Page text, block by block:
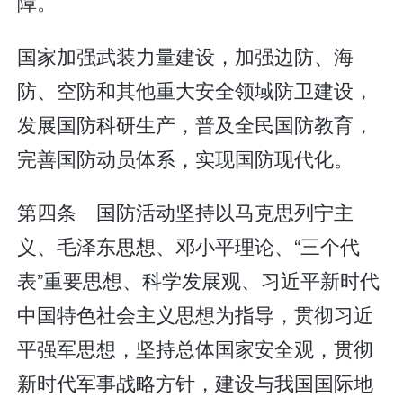
国家加强武装力量建设，加强边防、海
防、空防和其他重大安全领域防卫建设，
发展国防科研生产，普及全民国防教育，
完善国防动员体系，实现国防现代化。
第四条 国防活动坚持以马克思列宁主
义、毛泽东思想、邓小平理论、“三个代
表”重要思想、科学发展观、习近平新时代
中国特色社会主义思想为指导，贯彻习近
平强军思想，坚持总体国家安全观，贯彻
新时代军事战略方针，建设与我国国际地